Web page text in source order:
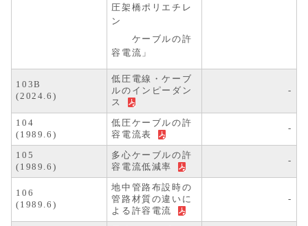
圧架橋ポリエチレ
ン
ケーブルの許
容電流」
103B
(2024.6)
低圧電線・ケーブ
ルのインピーダン
ス
-
104
(1989.6)
低圧ケーブルの許
容電流表
-
105
(1989.6)
多心ケーブルの許
容電流低減率
-
106
(1989.6)
地中管路布設時の
管路材質の違いに
よる許容電流
-